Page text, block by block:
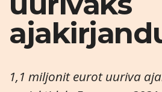
1,1 miljonit eurot uuriva